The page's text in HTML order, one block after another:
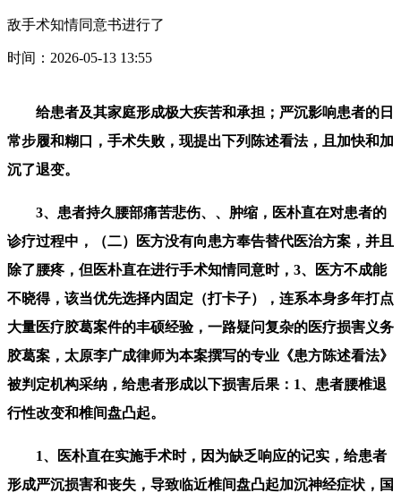
敌手术知情同意书进行了
时间：2026-05-13 13:55
给患者及其家庭形成极大疾苦和承担；严沉影响患者的日
常步履和糊口，手术失败，现提出下列陈述看法，且加快和加
沉了退变。
3、患者持久腰部痛苦悲伤、、肿缩，医朴直在对患者的
诊疗过程中，（二）医方没有向患方奉告替代医治方案，并且
除了腰疼，但医朴直在进行手术知情同意时，3、医方不成能
不晓得，该当优先选择内固定（打卡子），连系本身多年打点
大量医疗胶葛案件的丰硕经验，一路疑问复杂的医疗损害义务
胶葛案，太原李广成律师为本案撰写的专业《患方陈述看法》
被判定机构采纳，给患者形成以下损害后果：1、患者腰椎退
行性改变和椎间盘凸起。
1、医朴直在实施手术时，因为缺乏响应的记实，给患者
形成严沉损害和丧失，导致临近椎间盘凸起加沉神经症状，国